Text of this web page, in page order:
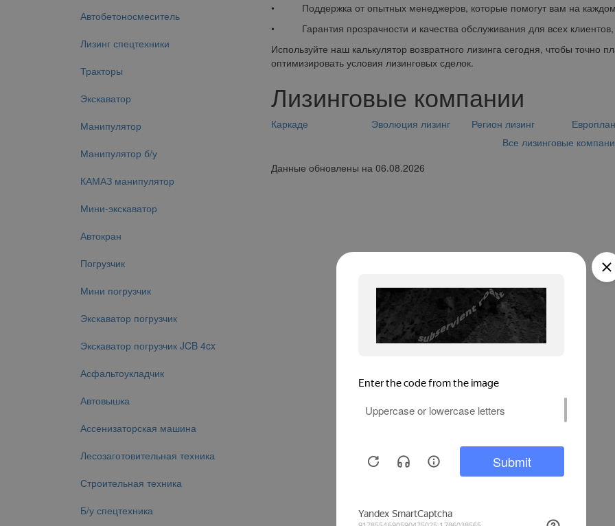
Автобетоносмеситель
Лизинг спецтехники
Тракторы
Экскаватор
Манипулятор
Манипулятор б/у
КАМАЗ манипулятор
Мини-экскаватор
Автокран
Погрузчик
Мини погрузчик
Экскаватор погрузчик
Экскаватор погрузчик JCB 4cx
Асфальтоукладчик
Автовышка
Ассенизаторская машина
Лесозаготовительная техника
Строительная техника
Б/у спецтехника
• Поддержка от опытных менеджеров, которые помогут вам на каждом
• Гарантия прозрачности и качества обслуживания для всех клиентов,
Используйте наш калькулятор возвратного лизинга сегодня, чтобы
оптимизировать условия лизинговых сделок.
Лизинговые компании
Каркаде Эволюция лизинг Регион лизинг Европлан
Все лизинговые
Данные обновлены на 06.08.2026